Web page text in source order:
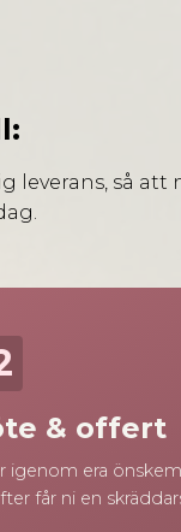
leverans, så att
& offert
igenom era
får ni en